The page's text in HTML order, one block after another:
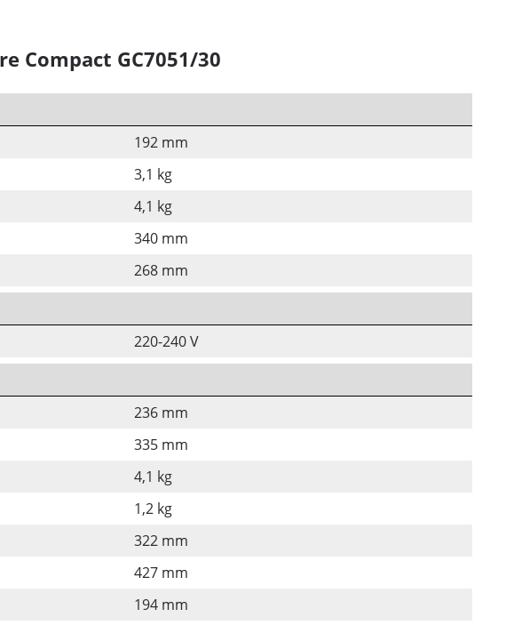
Compact GC7051/30
192 mm
3,1 kg
4,1 kg
340 mm
268 mm
220-240 V
236 mm
335 mm
4,1 kg
1,2 kg
322 mm
427 mm
194 mm